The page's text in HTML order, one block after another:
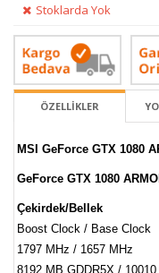
Stoklarda Yok
ÖZELLİKLER
MSI GeForce GTX 1080
GeForce GTX 1080
Çekirdek/Bellek
Boost Clock / Base Clock
1797 MHz / 1657 MHz
8192 MB GDDR5X /